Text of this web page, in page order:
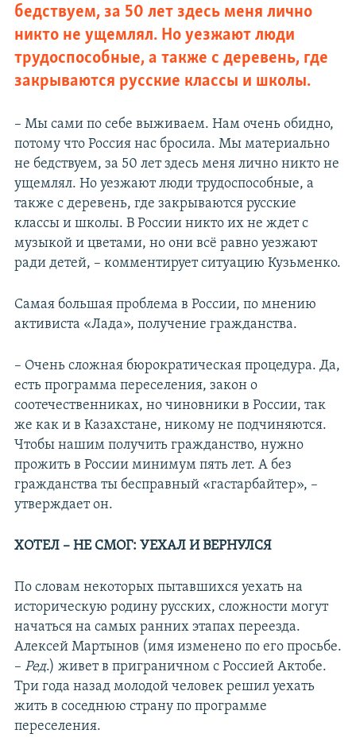
бедствуем, за 50 лет здесь меня лично
никто не ущемлял. Но уезжают люди
трудоспособные, а также с деревень, где
закрываются русские классы и школы.
– Мы сами по себе выживаем. Нам очень обидно,
потому что Россия нас бросила. Мы материально
не бедствуем, за 50 лет здесь меня лично никто не
ущемлял. Но уезжают люди трудоспособные, а
также с деревень, где закрываются русские
классы и школы. В России никто их не ждет с
музыкой и цветами, но они всё равно уезжают
ради детей, – комментирует ситуацию Кузьменко.
Самая большая проблема в России, по мнению
активиста «Лада», получение гражданства.
– Очень сложная бюрократическая процедура. Да,
есть программа переселения, закон о
соотечественниках, но чиновники в России, так
же как и в Казахстане, никому не подчиняются.
Чтобы нашим получить гражданство, нужно
прожить в России минимум пять лет. А без
гражданства ты бесправный «гастарбайтер», –
утверждает он.
ХОТЕЛ – НЕ СМОГ: УЕХАЛ И ВЕРНУЛСЯ
По словам некоторых пытавшихся уехать на
историческую родину русских, сложности могут
начаться на самых ранних этапах переезда.
Алексей Мартынов (имя изменено по его просьбе.
– Ред.) живет в приграничном с Россией Актобе.
Три года назад молодой человек решил уехать
жить в соседнюю страну по программе
переселения.